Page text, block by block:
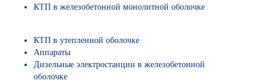
КТП в железобетонной монолитной оболочке
КТП в утепленной оболочке
Аппараты
Дизельные электростанции в железобетонной
оболочке